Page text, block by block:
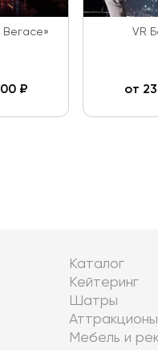
Вегасе»
₽
VR
от
Каталог
Кейтеринг
Шатры
Аттракционы
Мебель и